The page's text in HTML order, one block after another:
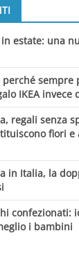
estate: una
perché
IKEA
regali senza
fiori e
in Italia, la
confezionati:
i bambini